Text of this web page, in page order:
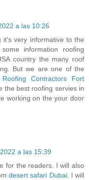
a las 10:26
very informative to the
information roofing
country the many roof
But we are one of the
Roofing Contractors Fort
the best roofing servies in
working on the your door
a las 15:39
for the readers. I will also
desert safari Dubai. I will